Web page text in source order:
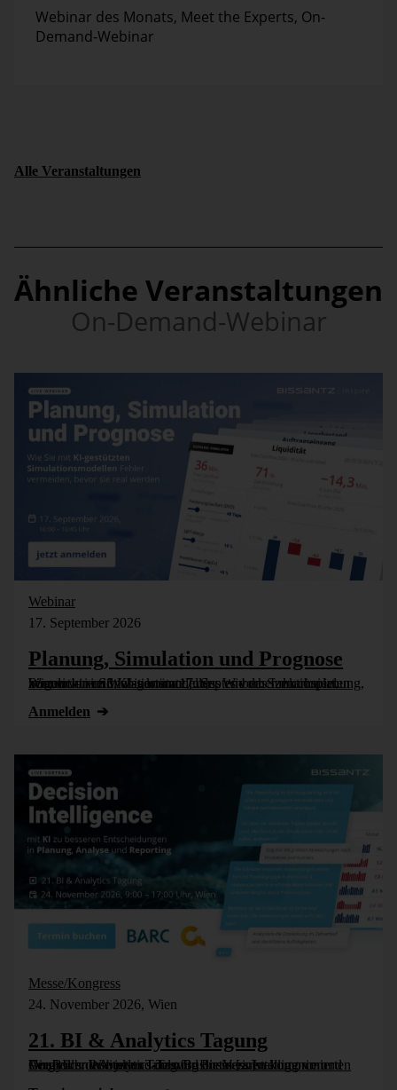
Webinar des Monats, Meet the Experts, On-
Demand-Webinar
Alle Veranstaltungen
Ähnliche Veranstaltungen
On-Demand-Webinar
Webinar
17. September 2026
Planung, Simulation und Prognose
Wer nicht weiß, was kommt, muss es vorher durchspielen können – in Simulationsmodellen. Wie das funktioniert, zeigen wir im Webinar am 17. September: Szenarioplanung, Simulation und KI-gestützte [...]
Anmelden
Messe/Kongress
24. November 2026, Wien
21. BI & Analytics Tagung
Die BI- und Analytics-Tagung bietet einen komprimierten Vergleich der besten Tools für Business Intelligence und Analytics. Wie jedes Jahr wird die Veranstaltung vom Controller Institut und dem Business [...]